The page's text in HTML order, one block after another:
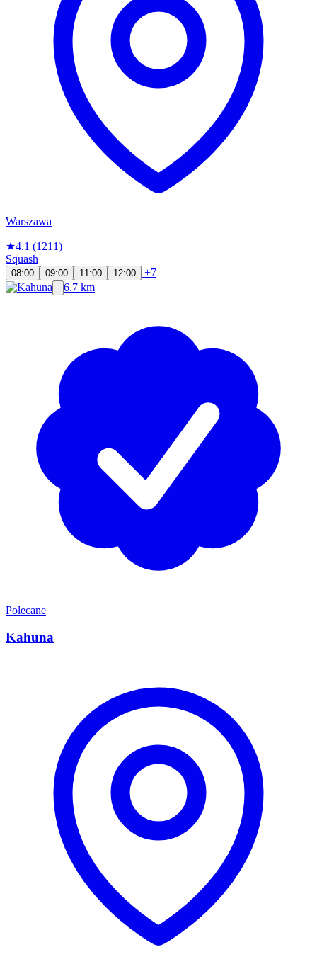
Warszawa
★4.1 (1211)
Squash
08:00 09:00 11:00 12:00
+7
6.7 km
Polecane
Kahuna